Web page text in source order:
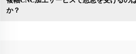
か？